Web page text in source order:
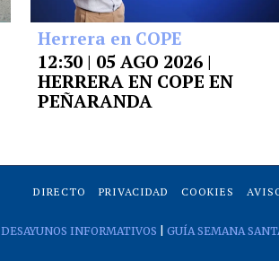
Herrera en COPE
12:30 | 05 AGO 2026 |
HERRERA EN COPE EN
PEÑARANDA
DIRECTO PRIVACIDAD COOKIES
DESAYUNOS INFORMATIVOS GUÍA SEMANA